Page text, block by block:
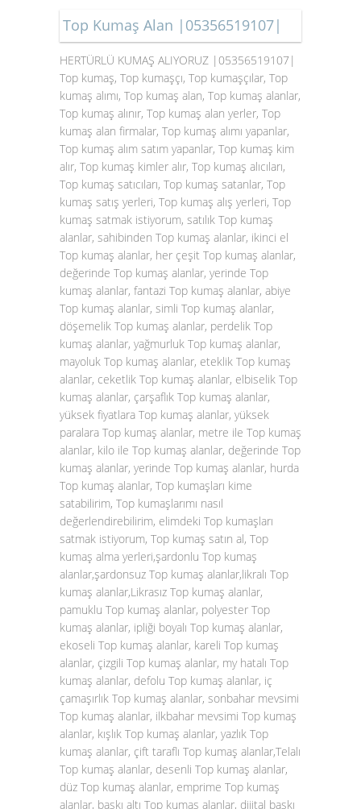
Top Kumaş Alan |05356519107|
HERTÜRLÜ KUMAŞ ALIYORUZ |05356519107|
Top kumaş, Top kumaşçı, Top kumaşçılar, Top
kumaş alımı, Top kumaş alan, Top kumaş alanlar,
Top kumaş alınır, Top kumaş alan yerler, Top
kumaş alan firmalar, Top kumaş alımı yapanlar,
Top kumaş alım satım yapanlar, Top kumaş kim
alır, Top kumaş kimler alır, Top kumaş alıcıları,
Top kumaş satıcıları, Top kumaş satanlar, Top
kumaş satış yerleri, Top kumaş alış yerleri, Top
kumaş satmak istiyorum, satılık Top kumaş
alanlar, sahibinden Top kumaş alanlar, ikinci el
Top kumaş alanlar, her çeşit Top kumaş alanlar,
değerinde Top kumaş alanlar, yerinde Top
kumaş alanlar, fantazi Top kumaş alanlar, abiye
Top kumaş alanlar, simli Top kumaş alanlar,
döşemelik Top kumaş alanlar, perdelik Top
kumaş alanlar, yağmurluk Top kumaş alanlar,
mayoluk Top kumaş alanlar, eteklik Top kumaş
alanlar, ceketlik Top kumaş alanlar, elbiselik Top
kumaş alanlar, çarşaflık Top kumaş alanlar,
yüksek fiyatlara Top kumaş alanlar, yüksek
paralara Top kumaş alanlar, metre ile Top kumaş
alanlar, kilo ile Top kumaş alanlar, değerinde Top
kumaş alanlar, yerinde Top kumaş alanlar, hurda
Top kumaş alanlar, Top kumaşları kime
satabilirim, Top kumaşlarımı nasıl
değerlendirebilirim, elimdeki Top kumaşları
satmak istiyorum, Top kumaş satın al, Top
kumaş alma yerleri,şardonlu Top kumaş
alanlar,şardonsuz Top kumaş alanlar,likralı Top
kumaş alanlar,Likrasız Top kumaş alanlar,
pamuklu Top kumaş alanlar, polyester Top
kumaş alanlar, ipliği boyalı Top kumaş alanlar,
ekoseli Top kumaş alanlar, kareli Top kumaş
alanlar, çizgili Top kumaş alanlar, my hatalı Top
kumaş alanlar, defolu Top kumaş alanlar, iç
çamaşırlık Top kumaş alanlar, sonbahar mevsimi
Top kumaş alanlar, ilkbahar mevsimi Top kumaş
alanlar, kışlık Top kumaş alanlar, yazlık Top
kumaş alanlar, çift taraflı Top kumaş alanlar,Telalı
Top kumaş alanlar, desenli Top kumaş alanlar,
düz Top kumaş alanlar, emprime Top kumaş
alanlar, baskı altı Top kumaş alanlar, dijital baskı